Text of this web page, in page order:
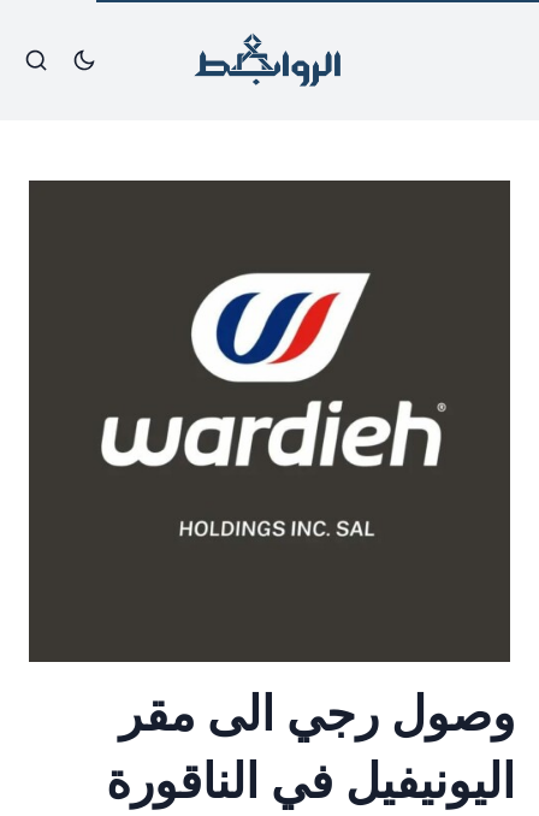
وصول رجي الى مقر
اليونيفيل في الناقورة